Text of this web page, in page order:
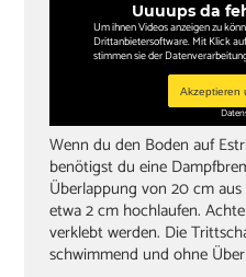
Uuuups da
Um ihnen Videos anzeigen zu
Drittanbietersoftware. Mit Klick
stimmen sie der
Akzeptieren
Wenn du den Boden auf
benötigst du eine
Überlappung von 20 cm
etwa 2 cm hochlaufen.
verklebt werden. Die
schwimmend und ohne